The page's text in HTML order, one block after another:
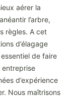
aérer la
l’arbre,
règles. A cet
d’élagage
de faire
entreprise
d’expérience
Nous maîtrisons